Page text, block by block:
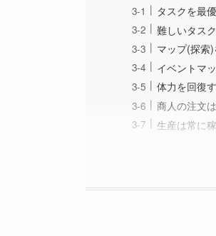
タスクを最
難しいタス
マップ(探索
イベントマ
体力を回復
商人の注文
生産は常に